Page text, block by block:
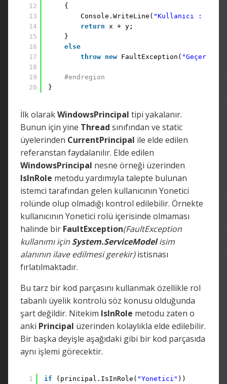
12
13
14
15
16
17
18
19
20
{
Console.WriteLine( "Kullanıcı : "
return
x + y;
}
else
throw new FaultException( "Geçersiz
#endregion
}
İlk olarakWindowsPrincipal tipi yakalanır.
Bunun için yine Thread sınıfından ve static
üyelerinden CurrentPrincipal ile elde edilen
referanstan faydalanılır. Elde edilen
WindowsPrincipal nesne örneği üzerinden
IsInRole metodu yardımıyla talepte bulunan
istemci tarafından gelen kullanıcının Yonetici
rolünde olup olmadığı kontrol edilebilir. Örnekte
kullanıcının Yonetici rolü içerisinde olmaması
halinde bir FaultException(FaultException
kullanımı için System.ServiceModelisim
alanının ilave edilmesi gerekir)istisnası
fırlatılmaktadır.
Bu tarz bir kod parçasını kullanmak özellikle rol
tabanlı üyelik kontrolü söz konusu olduğunda
şart değildir. Nitekim IsInRole metodu zaten o
anki Principal üzerinden kolaylıkla elde edilebilir.
Bir başka deyişle aşağıdaki gibi bir kod parçasıda
aynı işlemi görecektir.
1
if (principal.IsInRole( "Yonetici" ))